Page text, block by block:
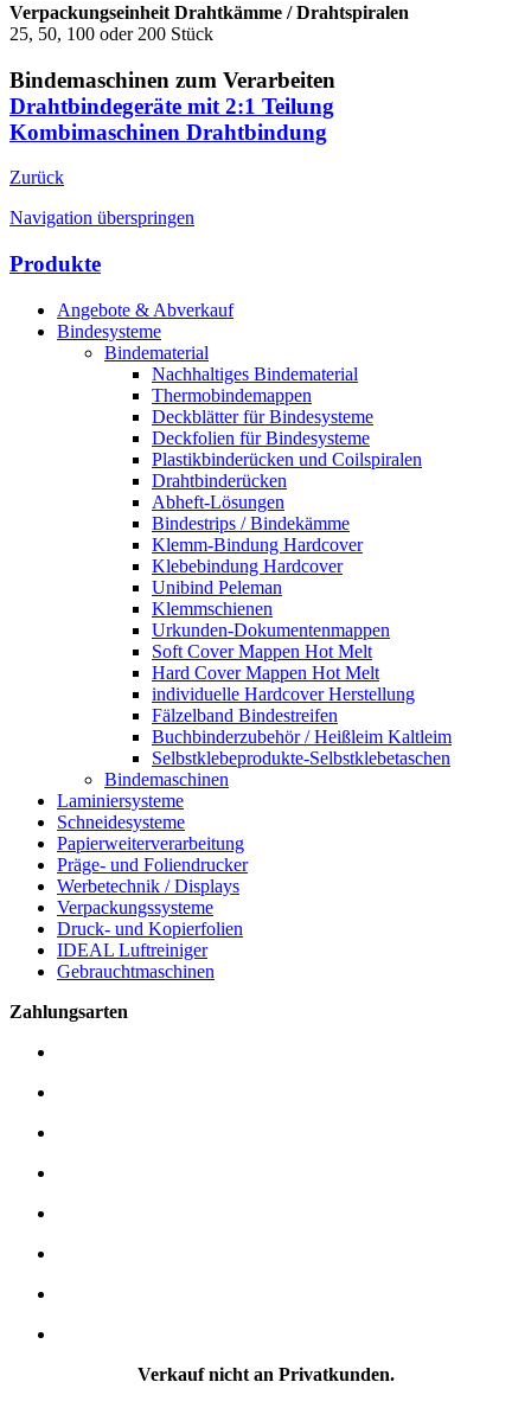
Verpackungseinheit Drahtkämme / Drahtspiralen
25, 50, 100 oder 200 Stück
Bindemaschinen zum Verarbeiten
Drahtbindegeräte mit 2:1 Teilung
Kombimaschinen Drahtbindung
Zurück
Navigation überspringen
Produkte
Angebote & Abverkauf
Bindesysteme
Bindematerial
Nachhaltiges Bindematerial
Thermobindemappen
Deckblätter für Bindesysteme
Deckfolien für Bindesysteme
Plastikbinderücken und Coilspiralen
Drahtbinderücken
Abheft-Lösungen
Bindestrips / Bindekämme
Klemm-Bindung Hardcover
Klebebindung Hardcover
Unibind Peleman
Klemmschienen
Urkunden-Dokumentenmappen
Soft Cover Mappen Hot Melt
Hard Cover Mappen Hot Melt
individuelle Hardcover Herstellung
Fälzelband Bindestreifen
Buchbinderzubehör / Heißleim Kaltleim
Selbstklebeprodukte-Selbstklebetaschen
Bindemaschinen
Laminiersysteme
Schneidesysteme
Papierweiterverarbeitung
Präge- und Foliendrucker
Werbetechnik / Displays
Verpackungssysteme
Druck- und Kopierfolien
IDEAL Luftreiniger
Gebrauchtmaschinen
Zahlungsarten
Verkauf nicht an Privatkunden.